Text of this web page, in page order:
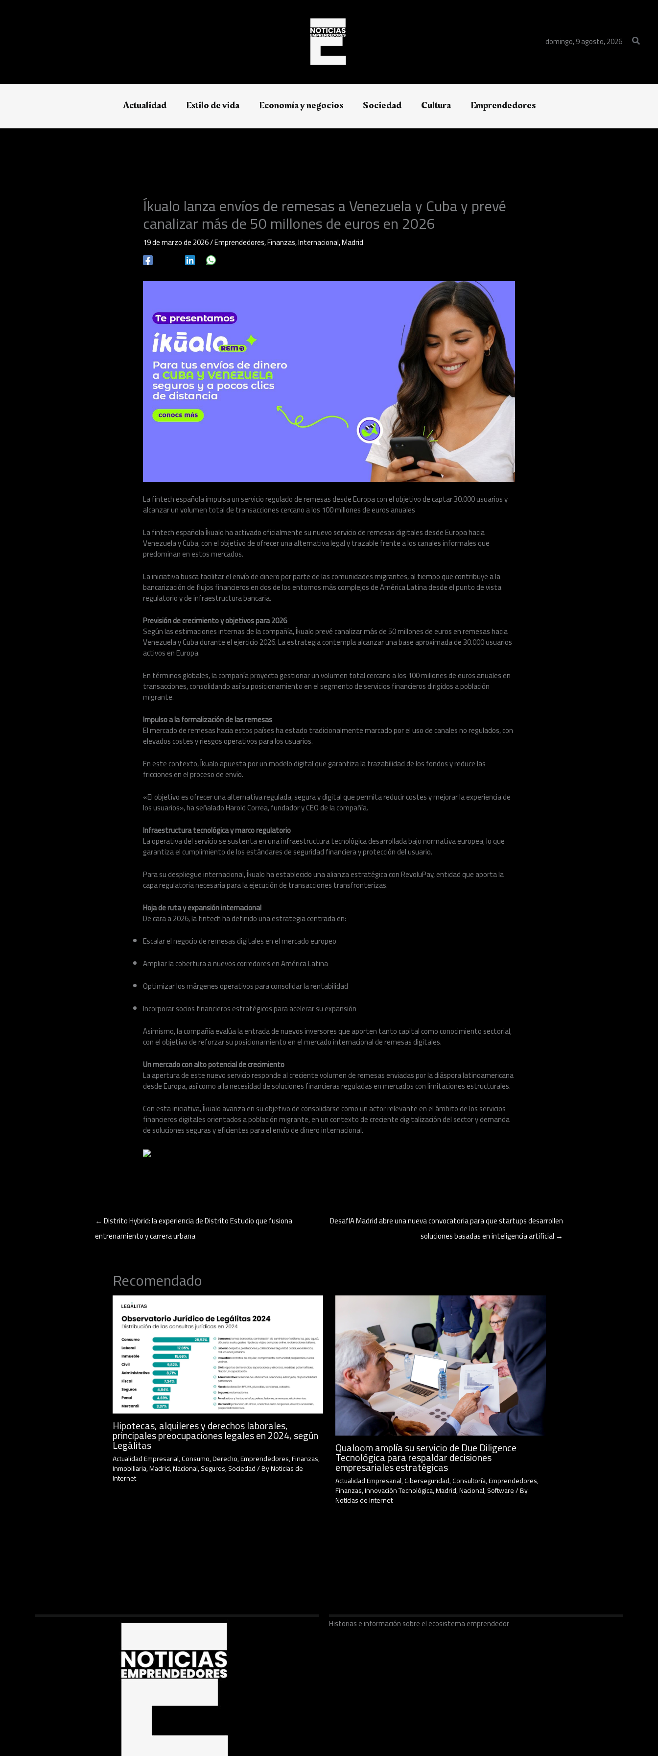
domingo, 9 agosto, 2026
Buscar
Actualidad Estilo de vida Economía y negocios​ Sociedad Cultura Emprendedores
Íkualo lanza envíos de remesas a Venezuela y Cuba y prevé
canalizar más de 50 millones de euros en 2026
19 de marzo de 2026/Emprendedores,Finanzas,Internacional,Madrid
La fintech española impulsa un servicio regulado de remesas desde Europa con el objetivo de captar 30.000 usuarios y
alcanzar un volumen total de transacciones cercano a los 100 millones de euros anuales
La fintech española Íkualo ha activado oficialmente su nuevo servicio de remesas digitales desde Europa hacia
Venezuela y Cuba, con el objetivo de ofrecer una alternativa legal y trazable frente a los canales informales que
predominan en estos mercados.
La iniciativa busca facilitar el envío de dinero por parte de las comunidades migrantes, al tiempo que contribuye a la
bancarización de flujos financieros en dos de los entornos más complejos de América Latina desde el punto de vista
regulatorio y de infraestructura bancaria.
Previsión de crecimiento y objetivos para 2026
Según las estimaciones internas de la compañía, Íkualo prevé canalizar más de 50 millones de euros en remesas hacia
Venezuela y Cuba durante el ejercicio 2026. La estrategia contempla alcanzar una base aproximada de 30.000 usuarios
activos en Europa.
En términos globales, la compañía proyecta gestionar un volumen total cercano a los 100 millones de euros anuales en
transacciones, consolidando así su posicionamiento en el segmento de servicios financieros dirigidos a población
migrante.
Impulso a la formalización de las remesas
El mercado de remesas hacia estos países ha estado tradicionalmente marcado por el uso de canales no regulados, con
elevados costes y riesgos operativos para los usuarios.
En este contexto, Íkualo apuesta por un modelo digital que garantiza la trazabilidad de los fondos y reduce las
fricciones en el proceso de envío.
«El objetivo es ofrecer una alternativa regulada, segura y digital que permita reducir costes y mejorar la experiencia de
los usuarios», ha señalado Harold Correa, fundador y CEO de la compañía.
Infraestructura tecnológica y marco regulatorio
La operativa del servicio se sustenta en una infraestructura tecnológica desarrollada bajo normativa europea, lo que
garantiza el cumplimiento de los estándares de seguridad financiera y protección del usuario.
Para su despliegue internacional, Íkualo ha establecido una alianza estratégica con RevoluPay, entidad que aporta la
capa regulatoria necesaria para la ejecución de transacciones transfronterizas.
Hoja de ruta y expansión internacional
De cara a 2026, la fintech ha definido una estrategia centrada en:
Escalar el negocio de remesas digitales en el mercado europeo
Ampliar la cobertura a nuevos corredores en América Latina
Optimizar los márgenes operativos para consolidar la rentabilidad
Incorporar socios financieros estratégicos para acelerar su expansión
Asimismo, la compañía evalúa la entrada de nuevos inversores que aporten tanto capital como conocimiento sectorial,
con el objetivo de reforzar su posicionamiento en el mercado internacional de remesas digitales.
Un mercado con alto potencial de crecimiento
La apertura de este nuevo servicio responde al creciente volumen de remesas enviadas por la diáspora latinoamericana
desde Europa, así como a la necesidad de soluciones financieras reguladas en mercados con limitaciones estructurales.
Con esta iniciativa, Íkualo avanza en su objetivo de consolidarse como un actor relevante en el ámbito de los servicios
financieros digitales orientados a población migrante, en un contexto de creciente digitalización del sector y demanda
de soluciones seguras y eficientes para el envío de dinero internacional.
← Distrito Hybrid: la experiencia de Distrito Estudio que fusiona
entrenamiento y carrera urbana
DesafIA Madrid abre una nueva convocatoria para que startups desarrollen
soluciones basadas en inteligencia artificial →
Recomendado
Hipotecas, alquileres y derechos laborales,
principales preocupaciones legales en 2024, según
Legálitas
Actualidad Empresarial,Consumo,Derecho,Emprendedores,Finanzas,
Inmobiliaria,Madrid,Nacional,Seguros,Sociedad/ ByNoticias de
Internet
Qualoom amplía su servicio de Due Diligence
Tecnológica para respaldar decisiones
empresariales estratégicas
Actualidad Empresarial,Ciberseguridad,Consultoría,Emprendedores,
Finanzas,Innovación Tecnológica,Madrid,Nacional,Software/ By
Noticias de Internet
Historias e información sobre el ecosistema emprendedor